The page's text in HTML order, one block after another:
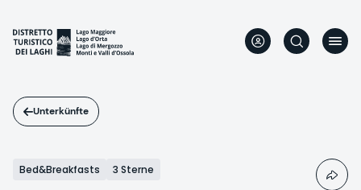
Inhalt
Unterkünfte
Bed&Breakfasts 3 Sterne